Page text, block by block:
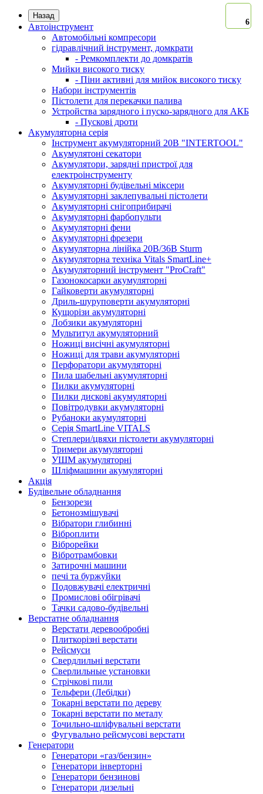
Назад
Автоінструмент
Автомобільні компресори
гідравлічний інструмент, домкрати
- Ремкомплекти до домкратів
Мийки високого тиску
- Піни активні для мийок високого тиску
Набори інструментів
Пістолети для перекачки палива
Устройства зарядного і пуско-зарядного для АКБ
- Пускові дроти
Акумуляторна серія
Інструмент акумуляторний 20В "INTERTOOL"
Акумулятоні секатори
Акумулятори, зарядні пристрої для
електроінструменту
Акумуляторні будівельні міксери
Акумуляторні заклепувальні пістолети
Акумуляторні снігоприбирачі
Акумуляторні фарбопульти
Акумуляторні фени
Акумуляторні фрезери
Акумуляторна лінійка 20В/36В Sturm
Акумуляторна техніка Vitals SmartLine+
Акумуляторний інструмент "ProCraft"
Газонокосарки акумуляторні
Гайковерти акумуляторні
Дриль-шуруповерти акумуляторні
Кущорізи акумуляторні
Лобзики акумуляторні
Мультитул акумуляторний
Ножиці висічні акумуляторні
Ножиці для трави акумуляторні
Перфоратори акумуляторні
Пила шабельні акумуляторні
Пилки акумуляторні
Пилки дискові акумуляторні
Повітродувки акумуляторні
Рубаноки акумуляторні
Серія SmartLine VITALS
Степлери/цвяхи пістолети акумуляторні
Тримери акумуляторні
УШМ акумуляторні
Шліфмашини акумуляторні
Акція
Будівельне обладнання
Бензорези
Бетонозмішувачі
Вібратори глибинні
Віброплити
Віброрейки
Вібротрамбовки
Затирочні машини
печі та буржуйки
Подовжувачі електричні
Промислові обігрівачі
Тачки садово-будівельні
Верстатне обладнання
Верстати деревообробні
Плиткорізні верстати
Рейсмуси
Свердлильні верстати
Сверлильные установки
Стрічкові пили
Тельфери (Лебідки)
Токарні верстати по дереву
Токарні верстати по металу
Точильно-шліфувальні верстати
Фугувально рейсмусові верстати
Генератори
Генератори «газ/бензин»
Генератори інверторні
Генератори бензинові
Генератори дизельні
6